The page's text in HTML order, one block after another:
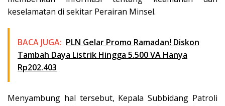
keselamatan di sekitar Perairan Minsel.
BACA JUGA: PLN Gelar Promo Ramadan! Diskon
Tambah Daya Listrik Hingga 5.500 VA Hanya
Rp202.403
Menyambung hal tersebut, Kepala Subbidang Patroli